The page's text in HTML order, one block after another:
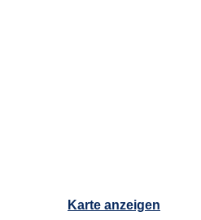
Karte anzeigen